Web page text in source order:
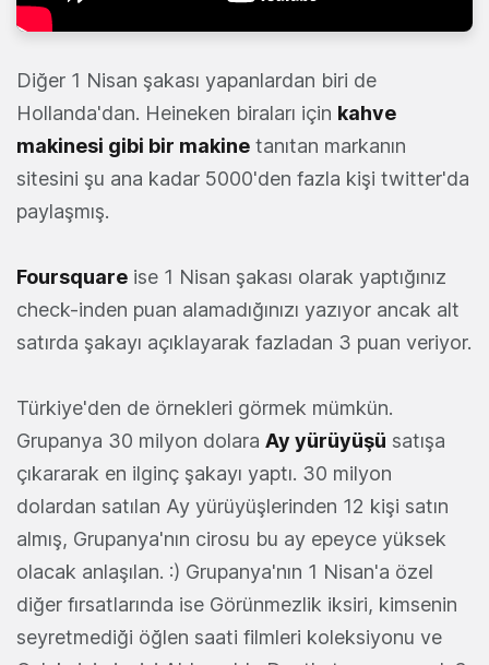
Diğer 1 Nisan şakası yapanlardan biri de
Hollanda'dan. Heineken biraları için kahve
makinesi gibi bir makine tanıtan markanın
sitesini şu ana kadar 5000'den fazla kişi twitter'da
paylaşmış.
Foursquare ise 1 Nisan şakası olarak yaptığınız
check-inden puan alamadığınızı yazıyor ancak alt
satırda şakayı açıklayarak fazladan 3 puan veriyor.
Türkiye'den de örnekleri görmek mümkün.
Grupanya 30 milyon dolara Ay yürüyüşü satışa
çıkararak en ilginç şakayı yaptı. 30 milyon
dolardan satılan Ay yürüyüşlerinden 12 kişi satın
almış, Grupanya'nın cirosu bu ay epeyce yüksek
olacak anlaşılan. :) Grupanya'nın 1 Nisan'a özel
diğer fırsatlarında ise Görünmezlik iksiri, kimsenin
seyretmediği öğlen saati filmleri koleksiyonu ve